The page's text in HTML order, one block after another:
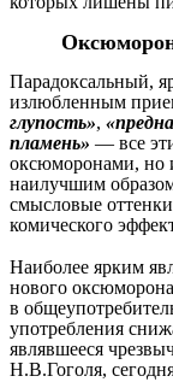
Парадоксальный,
излюбленным
глупость»,
пламень» — все
оксюморонами, но
наилучшим
смысловые
комического
Наиболее ярким
нового
в
употребления
являвшееся
Н.В.Гоголя,